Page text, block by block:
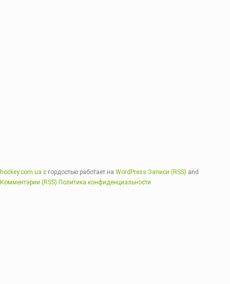
hockey.com.ua с гордостью работает на WordPress Записи (RSS) and
Комментарии (RSS) Политика конфиденциальности